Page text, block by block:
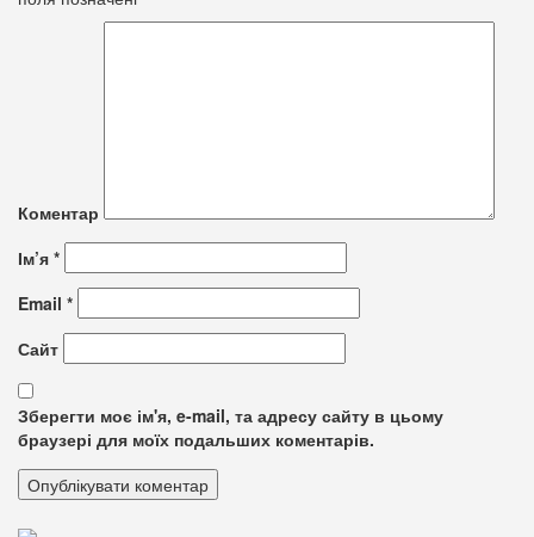
Коментар
Ім’я *
Email *
Сайт
Зберегти моє ім'я, e-mail, та адресу сайту в цьому
браузері для моїх подальших коментарів.